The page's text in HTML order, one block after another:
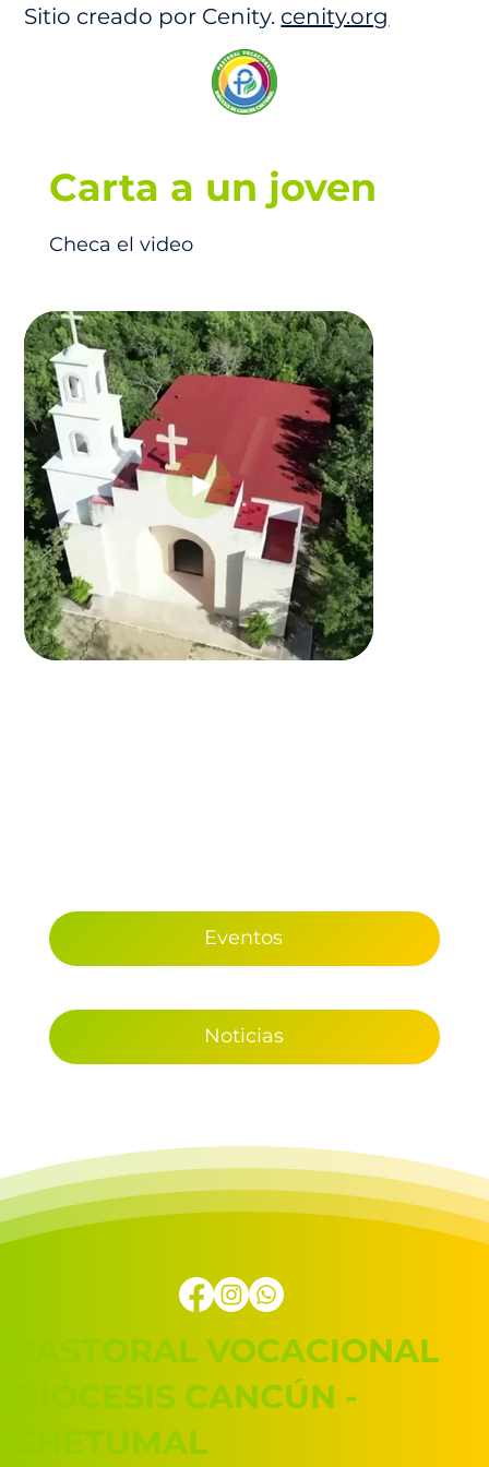
Sitio creado por Cenity. cenity.org
Carta a un joven
Checa el video
Eventos
Noticias
PASTORAL VOCACIONAL
DIÓCESIS CANCÚN -
CHETUMAL